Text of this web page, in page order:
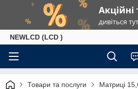
NEWLCD (LCD )
Товари та послуги Матриці